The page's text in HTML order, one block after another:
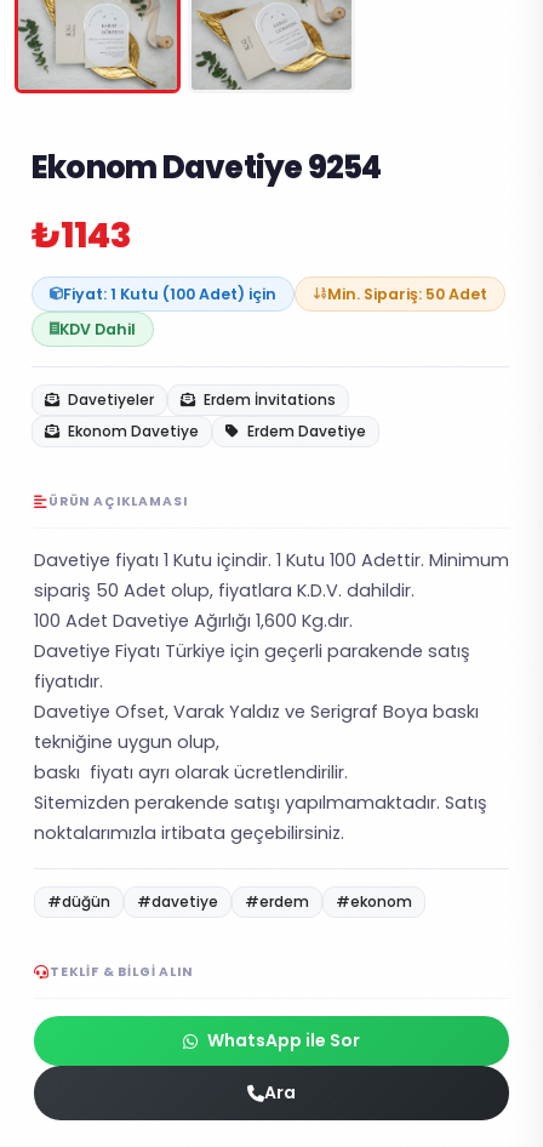
Ekonom Davetiye 9254
₺1143
Fiyat: 1 Kutu (100 Adet) için
Min. Sipariş: 50 Adet
KDV Dahil
Davetiyeler
Erdem İnvitations
Ekonom Davetiye
Erdem Davetiye
ÜRÜN AÇIKLAMASI
Davetiye fiyatı 1 Kutu içindir. 1 Kutu 100 Adettir. Minimum
sipariş 50 Adet olup, fiyatlara K.D.V. dahildir.
100 Adet Davetiye Ağırlığı 1,600 Kg.dır.
Davetiye Fiyatı Türkiye için geçerli parakende satış
fiyatıdır.
Davetiye Ofset, Varak Yaldız ve Serigraf Boya baskı
tekniğine uygun olup,
baskı fiyatı ayrı olarak ücretlendirilir.
Sitemizden perakende satışı yapılmamaktadır. Satış
noktalarımızla irtibata geçebilirsiniz.
#düğün #davetiye #erdem #ekonom
TEKLIF & BILGI ALIN
WhatsApp ile Sor
Ara